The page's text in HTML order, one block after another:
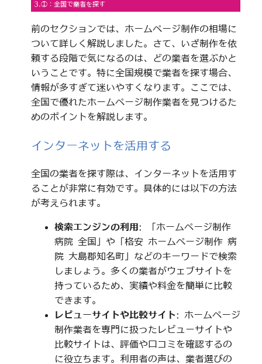
3.①：全国で業者を探す
前のセクションでは、ホームページ制作の相場に
ついて詳しく解説しました。さて、いざ制作を依
頼する段階で気になるのは、どの業者を選ぶかと
いうことです。特に全国規模で業者を探す場合、
情報が多すぎて迷いやすくなります。ここでは、
全国で優れたホームページ制作業者を見つけるた
めのポイントを解説します。
インターネットを活用する
全国の業者を探す際は、インターネットを活用す
ることが非常に有効です。具体的には以下の方法
が考えられます。
検索エンジンの利用 : 「ホームページ制作
病院 全国」や「格安 ホームページ制作 病
院 大島郡知名町」などのキーワードで検索
しましょう。多くの業者がウェブサイトを
持っているため、実績や料金を簡単に比較
できます。
レビューサイトや比較サイト: ホームページ
制作業者を専門に扱ったレビューサイトや
比較サイトは、評価や口コミを確認するの
に役立ちます。利用者の声は、業者選びの